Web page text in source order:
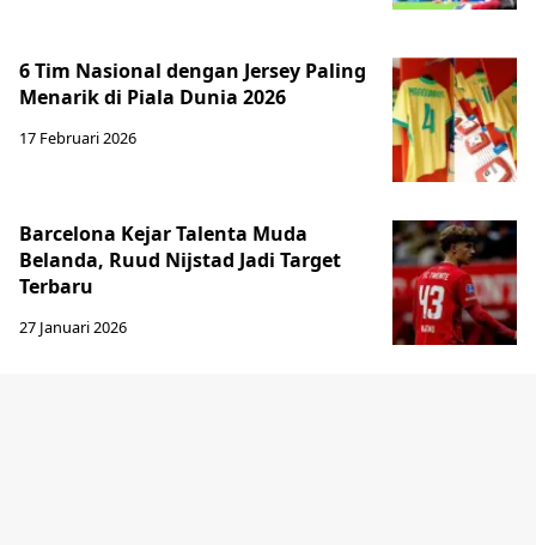
6 Tim Nasional dengan Jersey Paling
Menarik di Piala Dunia 2026
17 Februari 2026
Barcelona Kejar Talenta Muda
Belanda, Ruud Nijstad Jadi Target
Terbaru
27 Januari 2026